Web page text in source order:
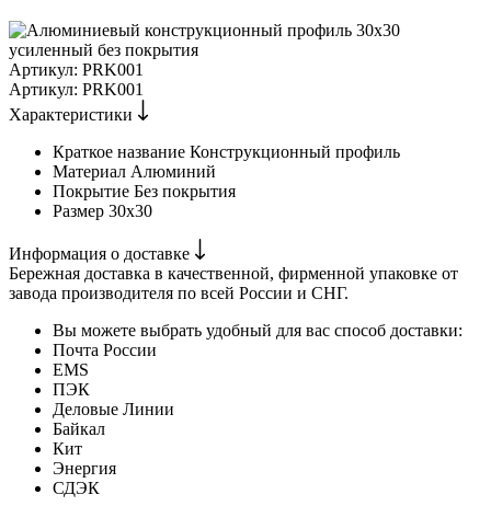
Артикул: PRK001
Артикул: PRK001
Характеристики
Краткое название Конструкционный профиль
Материал Алюминий
Покрытие Без покрытия
Размер 30х30
Информация о доставке
Бережная доставка в качественной, фирменной упаковке от
завода производителя по всей России и СНГ.
Вы можете выбрать удобный для вас способ доставки:
Почта России
EMS
ПЭК
Деловые Линии
Байкал
Кит
Энергия
СДЭК